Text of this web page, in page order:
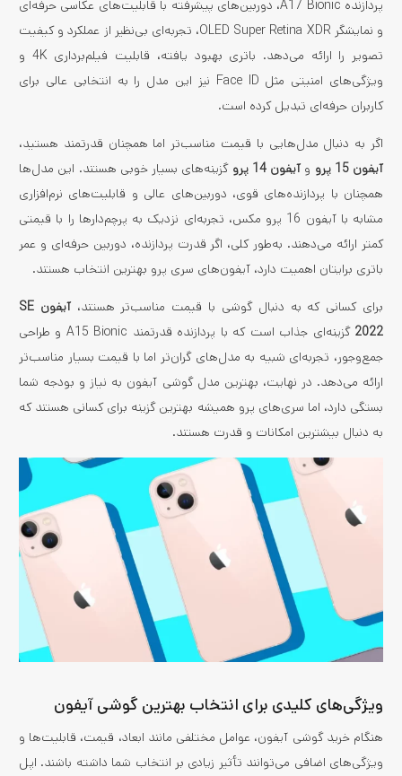
پردازنده A17 Bionic، دوربین‌های پیشرفته با قابلیت‌های عکاسی حرفه‌ای
و نمایشگر OLED Super Retina XDR، تجربه‌ای بی‌نظیر از عملکرد و کیفیت
تصویر را ارائه می‌دهد. باتری بهبود یافته، قابلیت فیلم‌برداری 4K و
ویژگی‌های امنیتی مثل Face ID نیز این مدل را به انتخابی عالی برای
کاربران حرفه‌ای تبدیل کرده است.
اگر به دنبال مدل‌هایی با قیمت مناسب‌تر اما همچنان قدرتمند هستید،
آیفون 15 پرو
وآیفون 14 پرو
گزینه‌های بسیار خوبی هستند. این مدل‌ها
همچنان با پردازنده‌های قوی، دوربین‌های عالی و قابلیت‌های نرم‌افزاری
مشابه با آیفون 16 پرو مکس، تجربه‌ای نزدیک به پرچم‌دارها را با قیمتی
کمتر ارائه می‌دهند. به‌طور کلی، اگر قدرت پردازنده، دوربین حرفه‌ای و عمر
باتری برایتان اهمیت دارد، آیفون‌های سری پرو بهترین انتخاب هستند.
برای کسانی که به دنبال گوشی با قیمت مناسب‌تر هستند،
آیفون SE
2022
گزینه‌ای جذاب است که با پردازنده قدرتمند A15 Bionic و طراحی
جمع‌وجور، تجربه‌ای شبیه به مدل‌های گران‌تر اما با قیمت بسیار مناسب‌تر
ارائه می‌دهد. در نهایت، بهترین مدل گوشی آیفون به نیاز و بودجه شما
بستگی دارد، اما سری‌های پرو همیشه بهترین گزینه برای کسانی هستند که
به دنبال بیشترین امکانات و قدرت هستند.
ویژگی‌های کلیدی برای انتخاب بهترین گوشی آیفون
هنگام خرید گوشی آیفون، عوامل مختلفی مانند ابعاد، قیمت، قابلیت‌ها و
ویژگی‌های اضافی می‌توانند تأثیر زیادی بر انتخاب شما داشته باشند. اپل